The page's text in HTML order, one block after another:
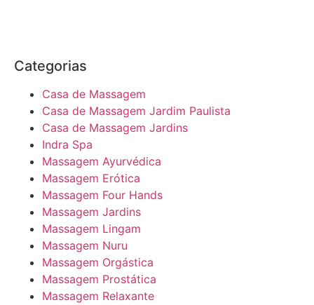
Categorias
Casa de Massagem
Casa de Massagem Jardim Paulista
Casa de Massagem Jardins
Indra Spa
Massagem Ayurvédica
Massagem Erótica
Massagem Four Hands
Massagem Jardins
Massagem Lingam
Massagem Nuru
Massagem Orgástica
Massagem Prostática
Massagem Relaxante